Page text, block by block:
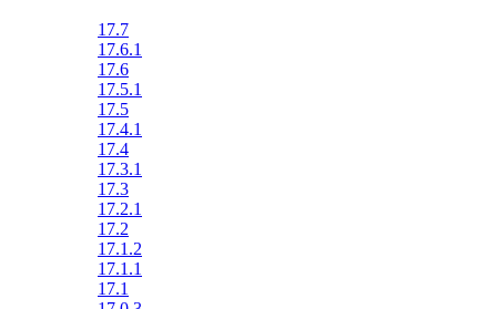
17.7
17.6.1
17.6
17.5.1
17.5
17.4.1
17.4
17.3.1
17.3
17.2.1
17.2
17.1.2
17.1.1
17.1